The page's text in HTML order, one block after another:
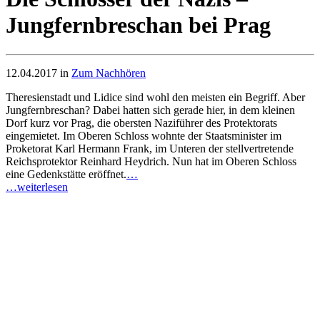
Jungfernbreschan bei Prag
12.04.2017 in Zum Nachhören
Theresienstadt und Lidice sind wohl den meisten ein Begriff. Aber
Jungfernbreschan? Dabei hatten sich gerade hier, in dem kleinen
Dorf kurz vor Prag, die obersten Naziführer des Protektorats
eingemietet. Im Oberen Schloss wohnte der Staatsminister im
Proketorat Karl Hermann Frank, im Unteren der stellvertretende
Reichsprotektor Reinhard Heydrich. Nun hat im Oberen Schloss
eine Gedenkstätte eröffnet.…
…weiterlesen